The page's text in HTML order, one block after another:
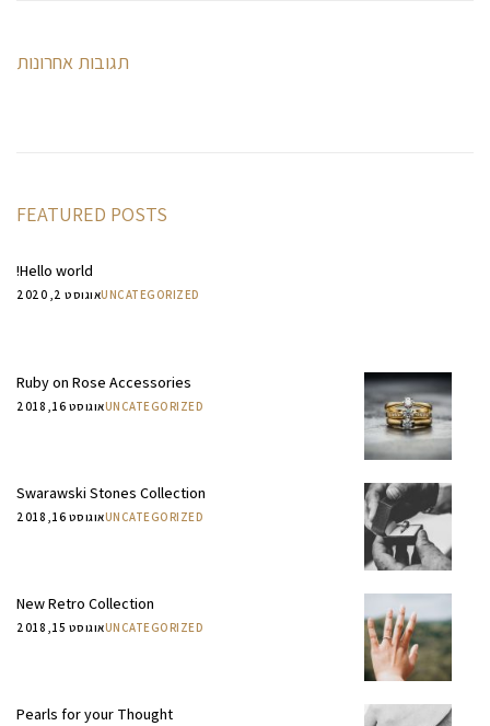
תגובות אחרונות
FEATURED POSTS
Hello world!
UNCATEGORIZEDאוגוסט 2, 2020
Ruby on Rose Accessories
UNCATEGORIZEDאוגוסט 16, 2018
Swarawski Stones Collection
UNCATEGORIZEDאוגוסט 16, 2018
New Retro Collection
UNCATEGORIZEDאוגוסט 15, 2018
Pearls for your Thought